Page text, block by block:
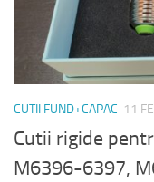
CUTII FUND+CAPAC 11
Cutii rigide
M6396-6397,